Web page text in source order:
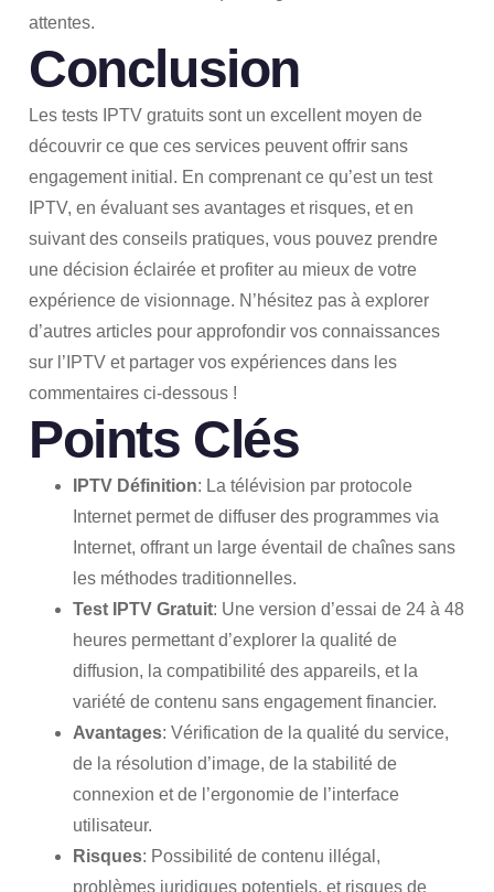
attentes.
Conclusion
Les tests IPTV gratuits sont un excellent moyen de
découvrir ce que ces services peuvent offrir sans
engagement initial. En comprenant ce qu’est un test
IPTV, en évaluant ses avantages et risques, et en
suivant des conseils pratiques, vous pouvez prendre
une décision éclairée et profiter au mieux de votre
expérience de visionnage. N’hésitez pas à explorer
d’autres articles pour approfondir vos connaissances
sur l’IPTV et partager vos expériences dans les
commentaires ci-dessous !
Points Clés
IPTV Définition: La télévision par protocole
Internet permet de diffuser des programmes via
Internet, offrant un large éventail de chaînes sans
les méthodes traditionnelles.
Test IPTV Gratuit: Une version d’essai de 24 à 48
heures permettant d’explorer la qualité de
diffusion, la compatibilité des appareils, et la
variété de contenu sans engagement financier.
Avantages: Vérification de la qualité du service,
de la résolution d’image, de la stabilité de
connexion et de l’ergonomie de l’interface
utilisateur.
Risques: Possibilité de contenu illégal,
problèmes juridiques potentiels, et risques de